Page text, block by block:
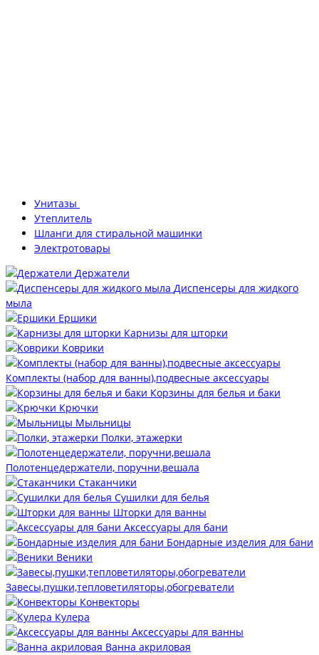
Унитазы
Утеплитель
Шланги для стиральной машинки
Электротовары
Держатели
Диспенсеры для жидкого
мыла
Ершики
Карнизы для шторки
Коврики
Комплекты (набор для ванны),подвесные аксессуары
Корзины для белья и баки
Крючки
Мыльницы
Полки, этажерки
Полотенцедержатели, поручни,вешала
Стаканчики
Сушилки для белья
Шторки для ванны
Аксессуары для бани
Бондарные изделия для бани
Веники
Завесы,пушки,тепловетиляторы,обогреватели
Конвекторы
Кулера
Аксессуары для ванны
Ванна акриловая